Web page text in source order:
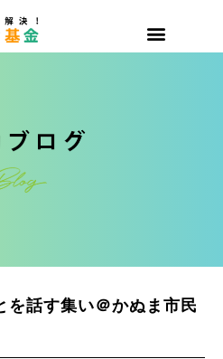
を話す集い＠かぬま市民